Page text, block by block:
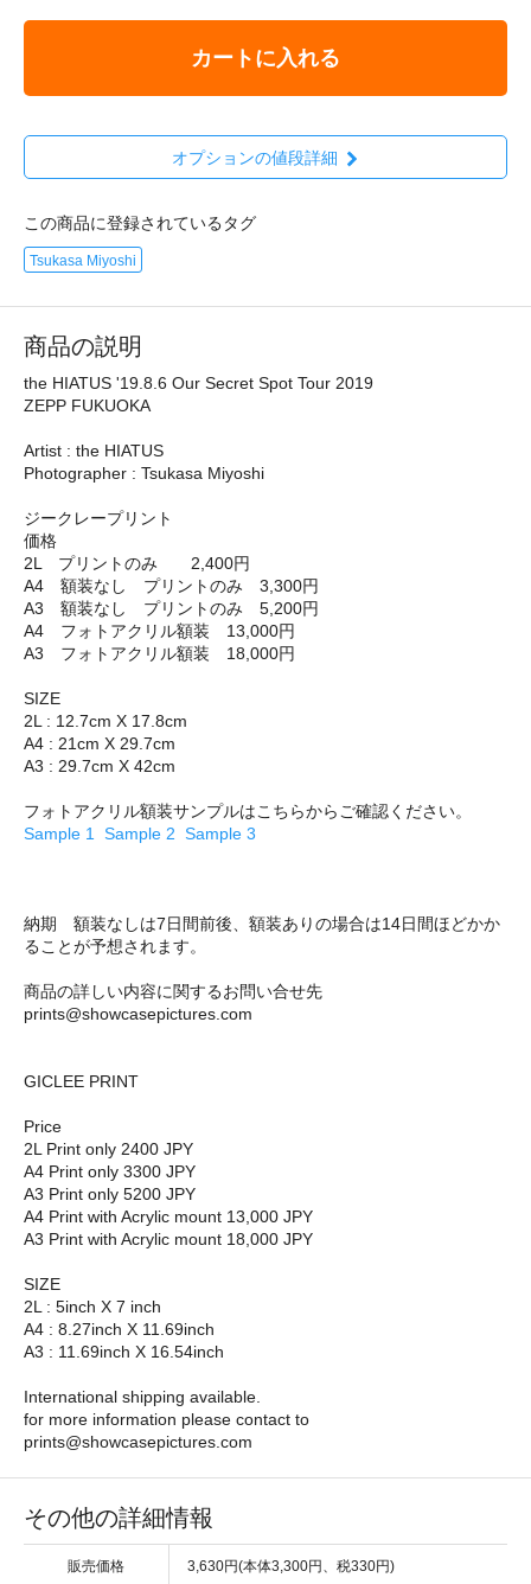
カートに入れる
オプションの値段詳細
この商品に登録されているタグ
Tsukasa Miyoshi
商品の説明
the HIATUS '19.8.6 Our Secret Spot Tour 2019
ZEPP FUKUOKA
Artist : the HIATUS
Photographer : Tsukasa Miyoshi
ジークレープリント
価格
2L プリントのみ 2,400円
A4 額装なし プリントのみ 3,300円
A3 額装なし プリントのみ 5,200円
A4 フォトアクリル額装 13,000円
A3 フォトアクリル額装 18,000円
SIZE
2L : 12.7cm X 17.8cm
A4 : 21cm X 29.7cm
A3 : 29.7cm X 42cm
フォトアクリル額装サンプルはこちらからご確認ください。
Sample 1
Sample 2 Sample 3
納期 額装なしは7日間前後、額装ありの場合は14日間ほどかか
ることが予想されます。
商品の詳しい内容に関するお問い合せ先
prints@showcasepictures.com
GICLEE PRINT
Price
2L Print only 2400 JPY
A4 Print only 3300 JPY
A3 Print only 5200 JPY
A4 Print with Acrylic mount 13,000 JPY
A3 Print with Acrylic mount 18,000 JPY
SIZE
2L : 5inch X 7 inch
A4 : 8.27inch X 11.69inch
A3 : 11.69inch X 16.54inch
International shipping available.
for more information please contact to
prints@showcasepictures.com
その他の詳細情報
販売価格 3,630円(本体3,300円、税330円)